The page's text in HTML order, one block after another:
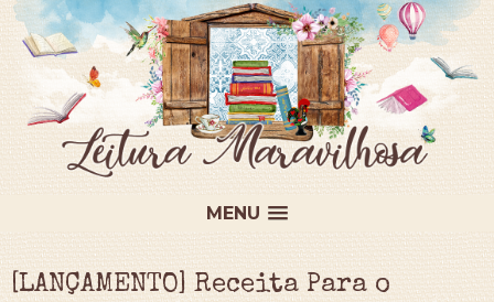
MENU
[LANÇAMENTO] Receita Para o